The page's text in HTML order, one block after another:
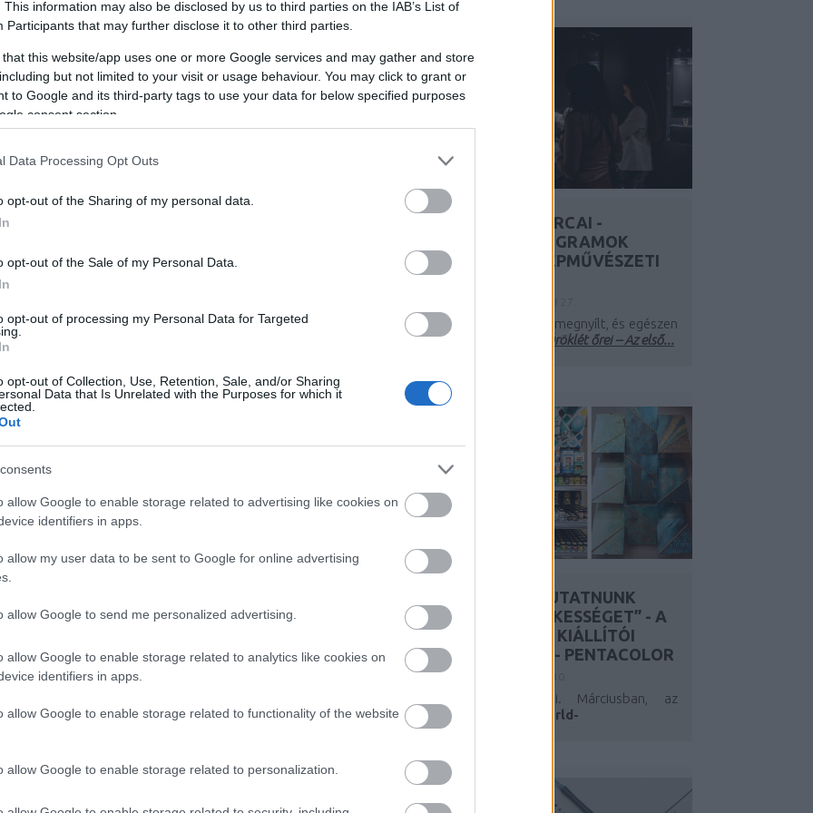
This information may also be disclosed by us to third parties on the IAB’s List of
Participants that may further disclose it to other third parties.
this website/app uses one or more Google services and may gather and store
but not limited to your visit or usage behaviour. You may click to grant or
to Google and its third-party tags to use your data for below specified purposes
consent section.
Data Processing Opt Outs
opt-out of the Sharing of my personal data.
opt-out of the Sale of my Personal Data.
opt-out of processing my Personal Data for Targeted
opt-out of Collection, Use, Retention, Sale, and/or Sharing
Data that Is Unrelated with the Purposes for which it
allow Google to enable storage related to advertising like cookies on
identifiers in apps.
allow my user data to be sent to Google for online advertising
allow Google to send me personalized advertising.
allow Google to enable storage related to analytics like cookies on
identifiers in apps.
allow Google to enable storage related to functionality of the website
allow Google to enable storage related to personalization.
SÁTORALJAÚJHELYEN
borok társaságában a festői Zemplénben.
A KÍNAI KULTÚRA ARCAI -
FORMABONTÓ PROGRAMOK
MÁRCIUSBAN A SZÉPMŰVÉSZETI
MÚZEUMBAN
A tavaly november végén megnyílt, és egészen
május 25-ig látogatható
Öröklét őrei – Az első...
KEREKDOMB FESZTIVÁL
A korábban bejelentett fellépők mellé
érkezik a Blahalouisiana, a Ferenczi
„MINDEN ÉVBEN MUTATNUNK
KELL VALAMI ÉRDEKESSÉGET” - A
MESSE FRANKFURT KIÁLLÍTÓI
SZEMMEL – 1. RÉSZ - PENTACOLOR
BY:ATTILAKOVACS
Nem szeretek tartozni. Márciusban, az
Ambiente-Christmasworld-
Creativeworld...